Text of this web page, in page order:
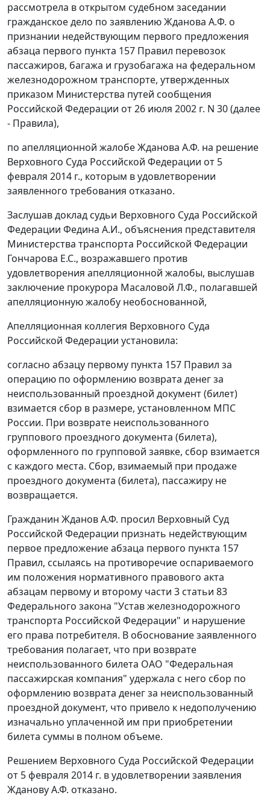
рассмотрела в открытом судебном заседании
гражданское дело по заявлению Жданова A.Ф. о
признании недействующим первого предложения
абзаца первого пункта 157 Правил перевозок
пассажиров, багажа и грузобагажа на федеральном
железнодорожном транспорте, утвержденных
приказом Министерства путей сообщения
Российской Федерации от 26 июля 2002 г. N 30 (далее
- Правила),
по апелляционной жалобе Жданова А.Ф. на решение
Верховного Суда Российской Федерации от 5
февраля 2014 г., которым в удовлетворении
заявленного требования отказано.
Заслушав доклад судьи Верховного Суда Российской
Федерации Федина А.И., объяснения представителя
Министерства транспорта Российской Федерации
Гончарова Е.С., возражавшего против
удовлетворения апелляционной жалобы, выслушав
заключение прокурора Масаловой Л.Ф., полагавшей
апелляционную жалобу необоснованной,
Апелляционная коллегия Верховного Суда
Российской Федерации установила:
согласно абзацу первому пункта 157 Правил за
операцию по оформлению возврата денег за
неиспользованный проездной документ (билет)
взимается сбор в размере, установленном МПС
России. При возврате неиспользованного
группового проездного документа (билета),
оформленного по групповой заявке, сбор взимается
с каждого места. Сбор, взимаемый при продаже
проездного документа (билета), пассажиру не
возвращается.
Гражданин Жданов А.Ф. просил Верховный Суд
Российской Федерации признать недействующим
первое предложениеабзаца первого пункта 157
Правил, ссылаясь на противоречие оспариваемого
им положения нормативного правового акта
абзацам первому и второму части 3 статьи 83
Федерального закона "Устав железнодорожного
транспорта Российской Федерации" и нарушение
его права потребителя. В обоснование заявленного
требования полагает, что при возврате
неиспользованного билета ОАО "Федеральная
пассажирская компания" удержала с него сбор по
оформлению возврата денег за неиспользованный
проездной документ, что привело к недополучению
изначально уплаченной им при приобретении
билета суммы в полном объеме.
Решением Верховного Суда Российской Федерации
от 5 февраля 2014 г. в удовлетворении заявления
Жданову А.Ф. отказано.